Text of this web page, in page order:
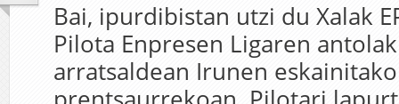
Bai, ipurdibistan utzi du Xalak
Pilota Enpresen Ligaren
arratsaldean Irunen eskainitako